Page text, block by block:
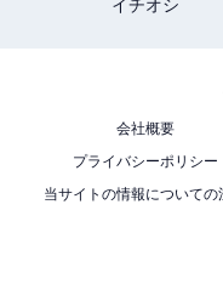
1位：目黒蓮（
イチオシ
会社概要
プライバシーポリシー
当サイトの情報についての